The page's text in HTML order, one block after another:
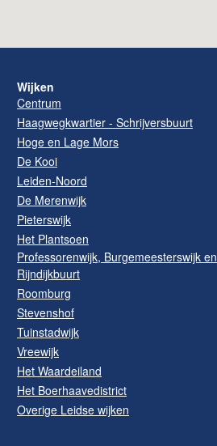
Wijken
Centrum
Haagwegkwartier - Schrijversbuurt
Hoge en Lage Mors
De Kooi
Leiden-Noord
De Merenwijk
Pieterswijk
Het Plantsoen
Professorenwijk, Burgemeesterswijk en
Rijndijkbuurt
Roomburg
Stevenshof
Tuinstadwijk
Vreewijk
Het Waardeiland
Het Boerhaavedistrict
Overige Leidse wijken